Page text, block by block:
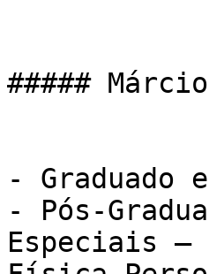
#####
- Graduado
- Pós-
Especiais –